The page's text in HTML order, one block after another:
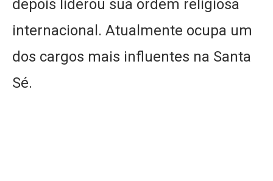
depois liderou sua ordem religiosa
internacional. Atualmente ocupa um
dos cargos mais influentes na Santa
Sé.